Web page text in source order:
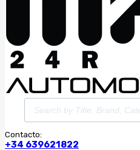
Búsqueda
de
productos
Contacto:
+34 639621822